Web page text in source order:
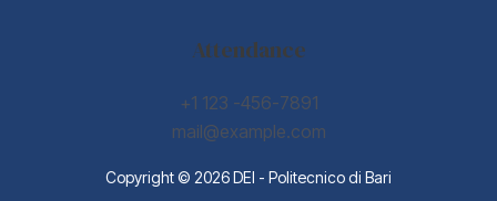
Attendance
+1 123 -456-7891
mail@example.com
Copyright © 2026 DEI - Politecnico di Bari